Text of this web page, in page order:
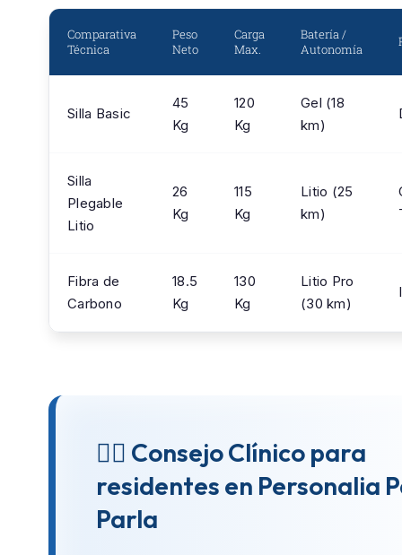
Comparativa
Técnica
Peso
Neto
Carga
Max.
Batería /
Autonomía
Silla Basic
45
Kg
120
Kg
Gel (18
km)
Silla
Plegable
Litio
26
Kg
115
Kg
Litio (25
km)
Fibra de
Carbono
18.5
Kg
130
Kg
Litio Pro
(30 km)
👨‍⚕️ Consejo Clínico para
residentes en Personalia
Parla